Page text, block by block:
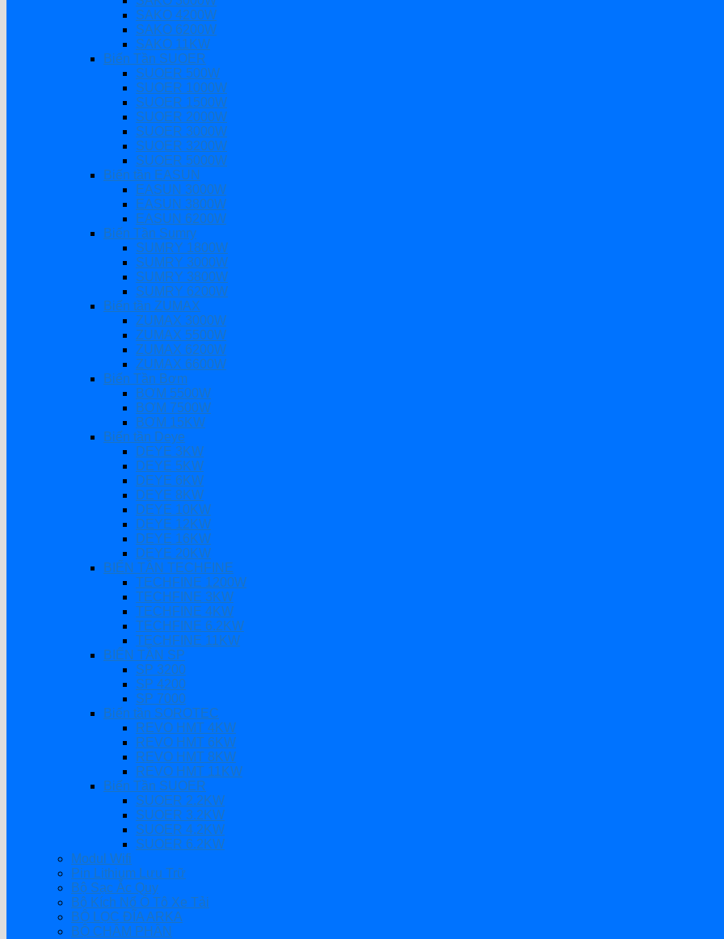
SAKO 4200W
SAKO 6200W
SAKO 11KW
Biến Tần SUOER
SUOER 500W
SUOER 1000W
SUOER 1500W
SUOER 2000W
SUOER 3000W
SUOER 3200W
SUOER 5000W
Biến tần EASUN
EASUN 3000W
EASUN 3800W
EASUN 6200W
Biến Tần Sumry
SUMRY 1800W
SUMRY 3000W
SUMRY 3800W
SUMRY 6200W
Biến tần ZUMAX
ZUMAX 3000W
ZUMAX 5500W
ZUMAX 6200W
ZUMAX 6600W
Biến Tần Bơm
BƠM 5500W
BƠM 7500W
BƠM 15KW
Biến tần Deye
DEYE 3KW
DEYE 5KW
DEYE 6KW
DEYE 8KW
DEYE 10KW
DEYE 12KW
DEYE 16KW
DEYE 20KW
BIẾN TẦN TECHFINE
TECHFINE 1200W
TECHFINE 3KW
TECHFINE 4KW
TECHFINE 6.2KW
TECHFINE 11KW
BIẾN TẦN SP
SP 3200
SP 4200
SP 7000
Biến tần SOROTEC
REVO HMT 4KW
REVO HMT 6KW
REVO HMT 8KW
REVO HMT 11KW
Biến Tần SUOER
SUOER 2.2KW
SUOER 3.2KW
SUOER 4.2KW
SUOER 6.2KW
Modul Wifi
Pin Lithium Lưu Trữ
Bộ Sạc Ắc Quy
Bộ Kích Nổ Ô Tô Xe Tải
BỘ LỌC ĐĨA ARKA
BỘ CHÂM PHÂN